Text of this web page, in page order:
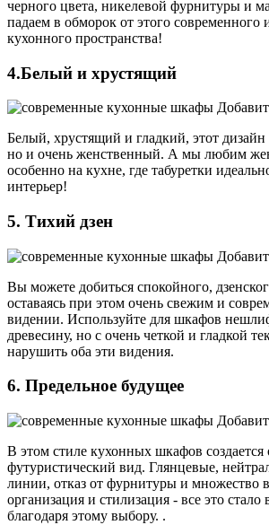
черного цвета, никелевой фурнитуры и
падаем в обморок от этого современного
кухонного пространства!
4.Белый и хрустящий
Белый, хрустящий и гладкий, этот
но и очень женственный. А мы любим
особенно на кухне, где табуретки
интерьер!
5. Тихий дзен
Вы можете добиться спокойного,
оставаясь при этом очень свежим и
видении. Используйте для шкафов
древесину, но с очень четкой и гладкой
нарушить оба эти видения.
6. Предельное будущее
В этом стиле кухонных шкафов создается
футуристический вид. Глянцевые,
линии, отказ от фурнитуры и множество
организация и стилизация - все это
благодаря этому выбору. .